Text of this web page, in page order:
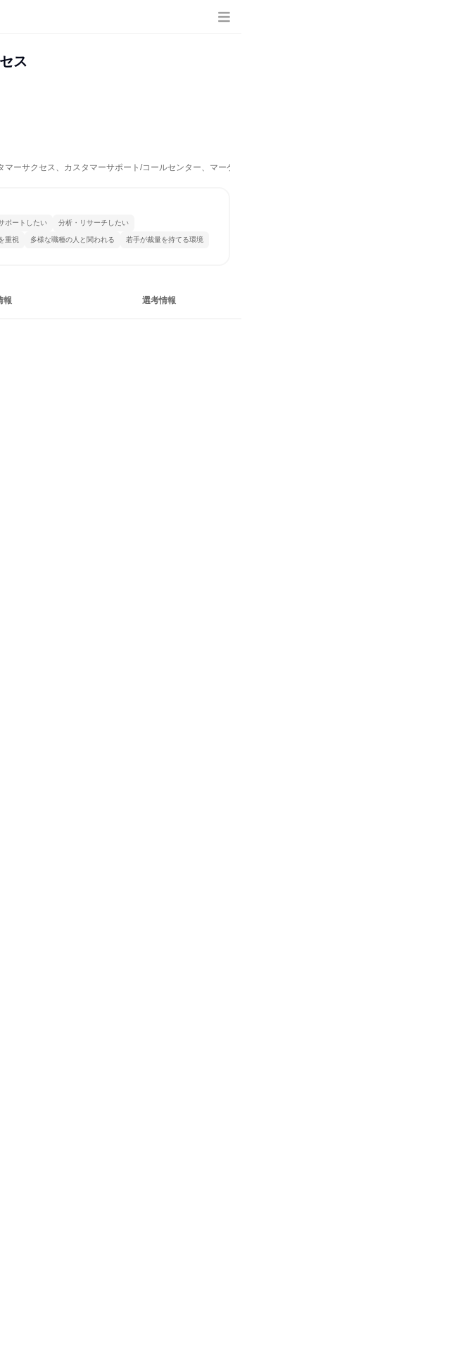
ス
ーサクセス、カスタマーサポート/コールセンター、マーケティング・広報・広告・宣伝系職種）
ポートしたい 分析・リサーチしたい
重視 多様な職種の人と関われる 若手が裁量を持てる環境
報 選考情報